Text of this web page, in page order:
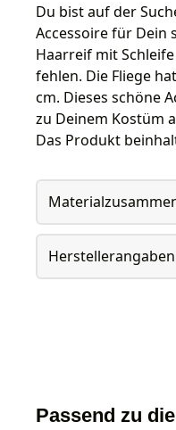
Du bist auf der
Accessoire für Dein
Haarreif mit
fehlen. Die Fliege
cm. Dieses schöne
zu Deinem Kostüm
Das Produkt
Herstellerangaben
Passend zu